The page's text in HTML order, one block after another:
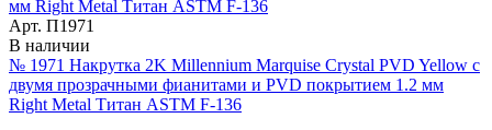
Арт. П1971
В наличии
№ 1971 Накрутка 2K Millennium Marquise Crystal PVD Yellow с
двумя прозрачными фианитами и PVD покрытием 1.2 мм
Right Metal Титан ASTM F-136